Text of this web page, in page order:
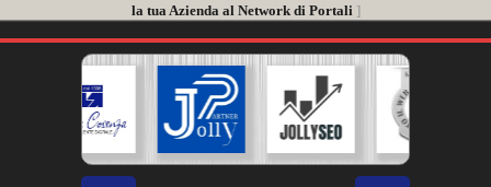
la tua Azienda al Network di Portali ]